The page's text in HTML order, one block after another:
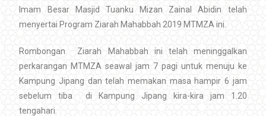
Imam Besar Masjid Tuanku Mizan Zainal Abidin telah
menyertai Program Ziarah Mahabbah 2019 MTMZA ini.
Rombongan Ziarah Mahabbah ini telah meninggalkan
perkarangan MTMZA seawal jam 7 pagi untuk menuju ke
Kampung Jipang dan telah memakan masa hampir 6 jam
sebelum tiba di Kampung Jipang kira-kira jam 1.20
tengahari.